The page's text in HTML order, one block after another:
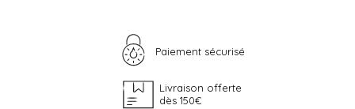
Paiement sécurisé
Livraison offerte
dès 150€